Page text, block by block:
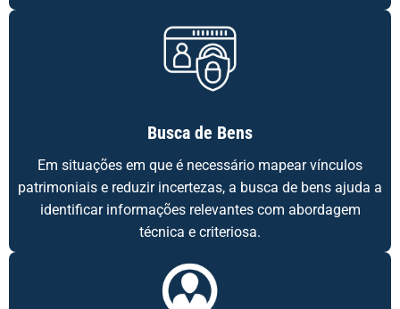
Busca de Bens
Em situações em que é necessário mapear vínculos
patrimoniais e reduzir incertezas, a busca de bens ajuda a
identificar informações relevantes com abordagem
técnica e criteriosa.